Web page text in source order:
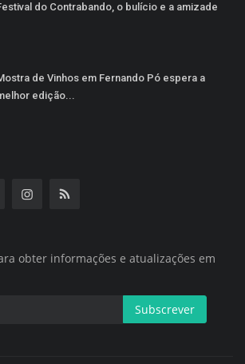
do Contrabando, o bulício e a amizade
de Vinhos em Fernando Pó espera a
edição...
obter informações e atualizações em
Subscrever